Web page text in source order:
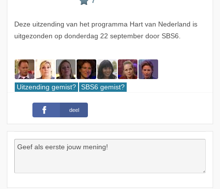
Deze uitzending van het programma Hart van Nederland is
uitgezonden op donderdag 22 september door SBS6.
Uitzending gemist? SBS6 gemist?
deel